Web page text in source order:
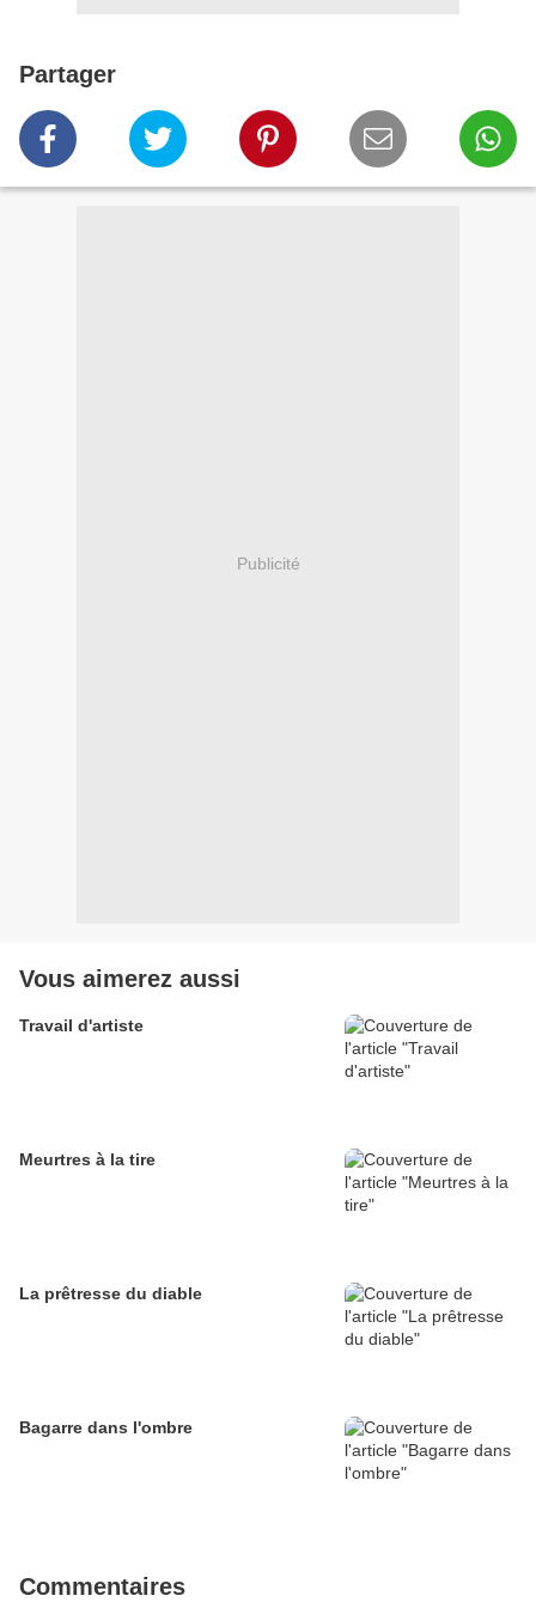
Partager
Publicité
Vous aimerez aussi
Travail d'artiste
Meurtres à la tire
La prêtresse du diable
Bagarre dans l'ombre
Commentaires